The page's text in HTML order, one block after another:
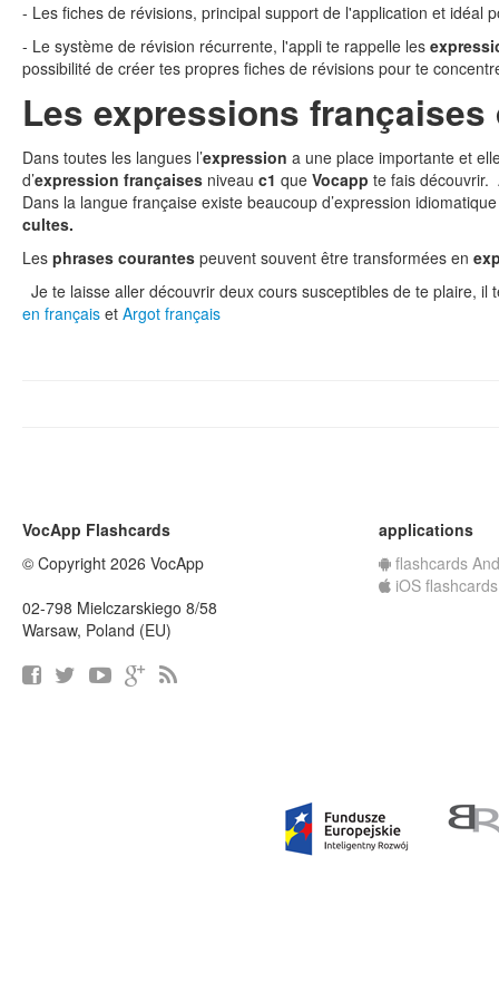
- Les fiches de révisions, principal support de l'application et idéal
- Le système de révision récurrente, l'appli te rappelle les
possibilité de créer tes propres fiches de révisions pour te
Les expressions
Dans toutes les langues l’expression a une place importante et
d’expression françaises niveau c1 que Vocapp te fais découvrir.
Dans la langue française existe beaucoup d’expression
cultes.
Les phrases courantes peuvent souvent être transformées en
Je te laisse aller découvrir deux cours susceptibles de te plaire,
en français et Argot français
VocApp Flashcards
© Copyright 2026 VocApp
02-798 Mielczarskiego 8/58
Warsaw, Poland (EU)
applications
flashcards
iOS flashcards